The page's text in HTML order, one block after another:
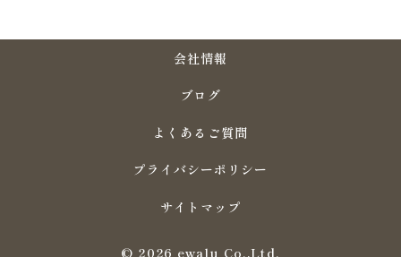
会社情報
ブログ
よくあるご質問
プライバシーポリシー
サイトマップ
© 2026 ewalu Co.,Ltd.